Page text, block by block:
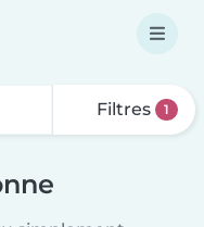
Filtres 1